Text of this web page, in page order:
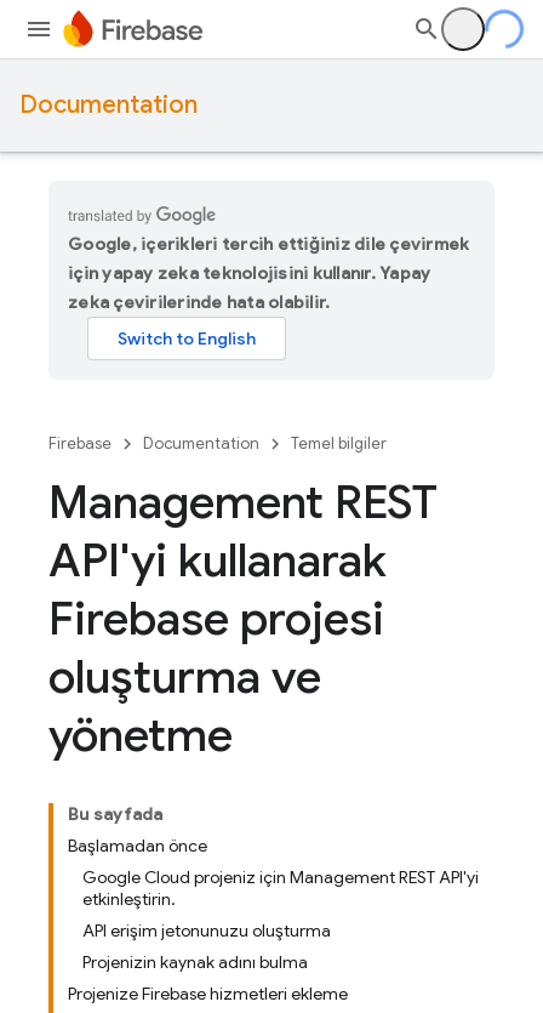
Documentation
Google, içerikleri tercih ettiğiniz dile çevirmek
için yapay zeka teknolojisini kullanır. Yapay
zeka çevirilerinde hata olabilir.
Firebase Documentation Temel bilgiler
Management REST
API'yi kullanarak
Firebase projesi
oluşturma ve
yönetme
Bu sayfada
Başlamadan önce
Google Cloud projeniz için Management REST API'yi
etkinleştirin.
API erişim jetonunuzu oluşturma
Projenizin kaynak adını bulma
Projenize Firebase hizmetleri ekleme